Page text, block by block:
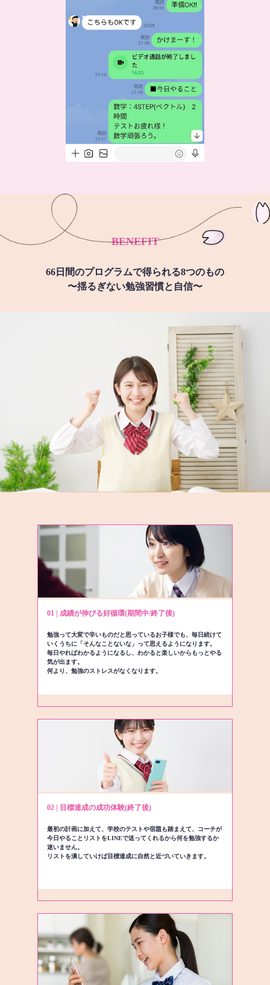
BENEFIT
66日間のプログラムで得られる8つのもの
〜揺るぎない勉強習慣と自信〜
01 | 成績が伸びる好循環(期間中/終了後)
勉強って大変で辛いものだと思っているお子様でも、毎日続けて
いくうちに「そんなことないな」って思えるようになります。
毎日やればわかるようになるし、わかると楽しいからもっとやる
気が出ます。
何より、勉強のストレスがなくなります。
02 | 目標達成の成功体験(終了後)
最初の計画に加えて、学校のテストや宿題も踏まえて、コーチが
今日やることリストをLINEで送ってくれるから何を勉強するか
迷いません。
リストを潰していけば目標達成に自然と近づいていきます。